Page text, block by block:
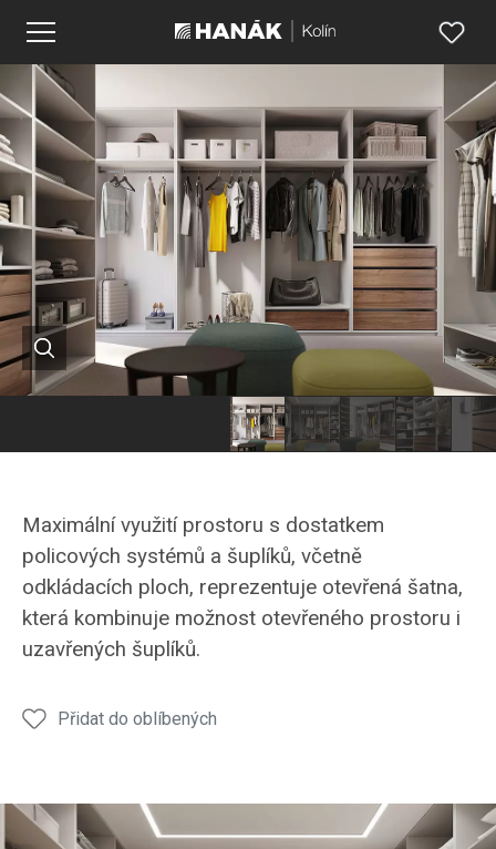
Maximální využití prostoru s dostatkem
policových systémů a šuplíků, včetně
odkládacích ploch, reprezentuje otevřená šatna,
která kombinuje možnost otevřeného prostoru i
uzavřených šuplíků.
Přidat do oblíbených